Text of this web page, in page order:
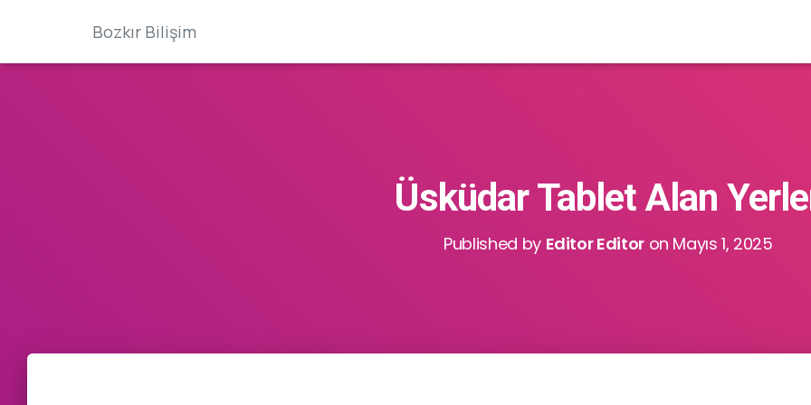
Bozkır Bilişim
Üsküdar Tablet Alan
Published by Editor Editoron Mayıs 1, 2025